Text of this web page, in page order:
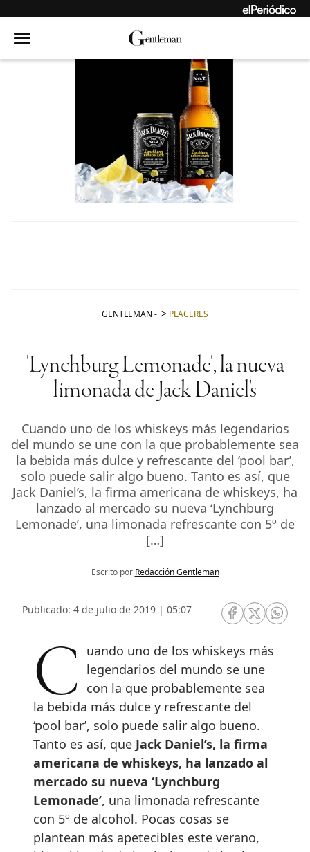
GENTLEMAN - PLACERES
'Lynchburg Lemonade', la nueva
limonada de Jack Daniel's
Cuando uno de los whiskeys más legendarios
del mundo se une con la que probablemente sea
la bebida más dulce y refrescante del ‘pool bar’,
solo puede salir algo bueno. Tanto es así, que
Jack Daniel’s, la firma americana de whiskeys, ha
lanzado al mercado su nueva ‘Lynchburg
Lemonade’, una limonada refrescante con 5º de
[…]
Escrito por Redacción Gentleman
Publicado: 4 de julio de 2019 | 05:07
RRSS Facebook
RRSSRRSS
Cuando uno de los whiskeys más
legendarios del mundo se une
con la que probablemente sea
la bebida más dulce y refrescante del
‘pool bar’, solo puede salir algo bueno.
Tanto es así, que Jack Daniel’s, la firma
americana de whiskeys, ha lanzado al
mercado su nueva ‘Lynchburg
Lemonade’, una limonada refrescante
con 5º de alcohol. Pocas cosas se
plantean más apetecibles este verano,